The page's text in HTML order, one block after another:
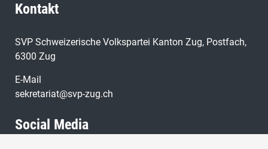
Kontakt
SVP Schweizerische Volkspartei Kanton Zug, Postfach,
6300 Zug
E-Mail
sekretariat@svp-zug.ch
Social Media